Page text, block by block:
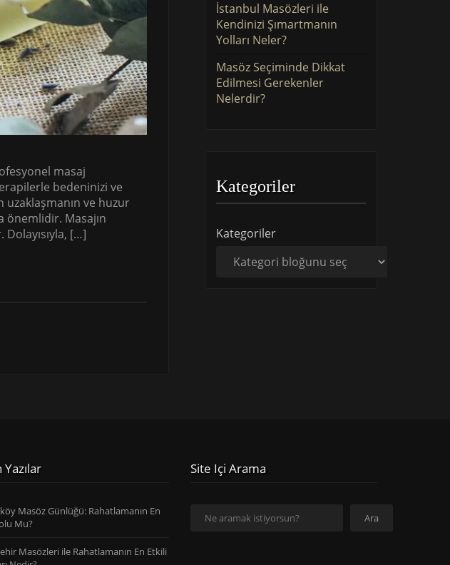
masaj
bedeninizi ve
ve huzur
önemlidir. Masajın
Dolayısıyla, […]
İstanbul Masözleri ile
Kendinizi Şımartmanın
Yolları Neler?
Masöz Seçiminde Dikkat
Edilmesi Gerekenler
Nelerdir?
Kategoriler
Kategoriler
Yazılar
Masöz Günlüğü: Rahatlamanın En
Mu?
Masözleri ile Rahatlamanın En Etkili
Site Içi Arama
Ara